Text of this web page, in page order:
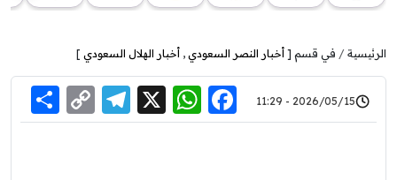
الرئيسية في قسم [ أخبار النصر السعودي , أخبار الهلال السعودي ]
2026/05/15 - 11:29
Facebook
WhatsApp
X
Link